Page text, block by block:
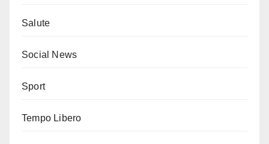
Salute
Social News
Sport
Tempo Libero